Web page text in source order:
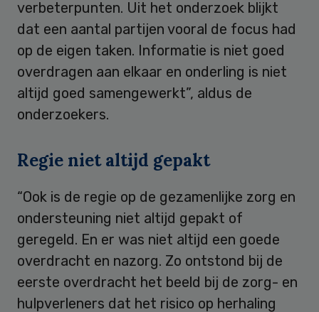
verbeterpunten. Uit het onderzoek blijkt
dat een aantal partijen vooral de focus had
op de eigen taken. Informatie is niet goed
overdragen aan elkaar en onderling is niet
altijd goed samengewerkt”, aldus de
onderzoekers.
Regie niet altijd gepakt
“Ook is de regie op de gezamenlijke zorg en
ondersteuning niet altijd gepakt of
geregeld. En er was niet altijd een goede
overdracht en nazorg. Zo ontstond bij de
eerste overdracht het beeld bij de zorg- en
hulpverleners dat het risico op herhaling